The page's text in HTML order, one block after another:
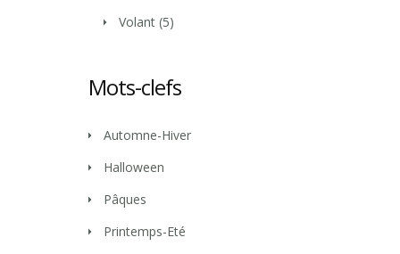
Volant (5)
Mots-clefs
Automne-Hiver
Halloween
Pâques
Printemps-Eté